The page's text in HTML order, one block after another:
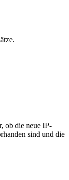
ob die neue IP-
sind und die